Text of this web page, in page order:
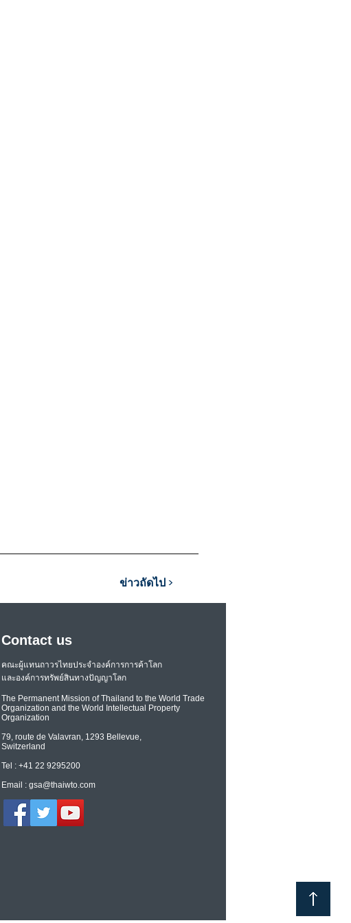
ข่าวถัดไป >
Contact us
คณะผู้แทนถาวรไทยประจำองค์การการค้าโลก
และองค์การทรัพย์สินทางปัญญาโลก
The Permanent Mission of Thailand to the World Trade
Organization and the World Intellectual Property
Organization
79, route de Valavran, 1293 Bellevue,
Switzerland
Tel : +41 22 9295200
Email : gsa@thaiwto.com